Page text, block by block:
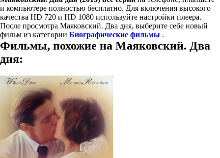
и компьютере полностью бесплатно. Для включения высокого
качества HD 720 и HD 1080 используйте настройки плеера.
После просмотра Маяковский. Два дня, выберите себе новый
фильм из категории Биографические фильмы .
Фильмы, похожие на Маяковский. Два
дня: